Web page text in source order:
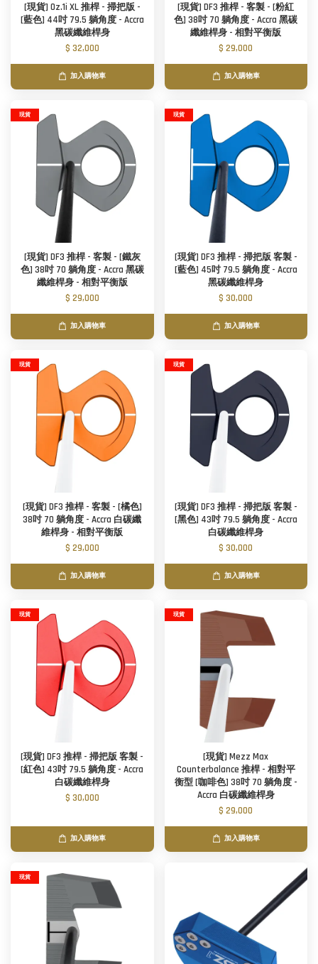
[現貨] Oz.1i XL 推桿 - 掃把版 -
[藍色] 44吋 79.5 躺角度 - Accra
黑碳纖維桿身
$ 32,000
加入購物車
[現貨] DF3 推桿 - 客製 - [粉紅
色] 38吋 70 躺角度 - Accra 黑碳
纖維桿身 - 相對平衡版
$ 29,000
加入購物車
現貨
[現貨] DF3 推桿 - 客製 - [鐵灰
色] 38吋 70 躺角度 - Accra 黑碳
纖維桿身 - 相對平衡版
$ 29,000
加入購物車
現貨
[現貨] DF3 推桿 - 掃把版 客製 -
[藍色] 45吋 79.5 躺角度 - Accra
黑碳纖維桿身
$ 30,000
加入購物車
現貨
[現貨] DF3 推桿 - 客製 - [橘色]
38吋 70 躺角度 - Accra 白碳纖
維桿身 - 相對平衡版
$ 29,000
加入購物車
現貨
[現貨] DF3 推桿 - 掃把版 客製 -
[黑色] 43吋 79.5 躺角度 - Accra
白碳纖維桿身
$ 30,000
加入購物車
現貨
[現貨] DF3 推桿 - 掃把版 客製 -
[紅色] 43吋 79.5 躺角度 - Accra
白碳纖維桿身
$ 30,000
加入購物車
現貨
[現貨] Mezz Max
Counterbalance 推桿 - 相對平
衡型 [咖啡色] 38吋 70 躺角度 -
Accra 白碳纖維桿身
$ 29,000
加入購物車
現貨